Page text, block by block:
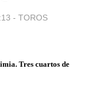
- TOROS
Tres cuartos de